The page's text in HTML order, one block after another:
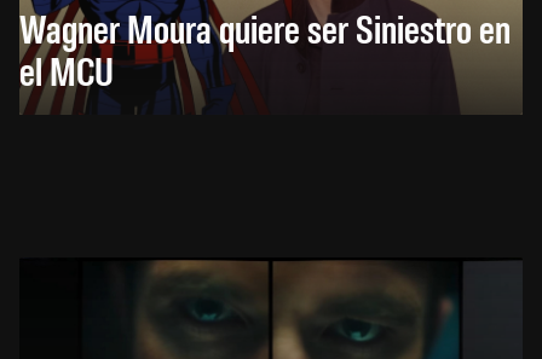
Wagner Moura quiere ser Siniestro en
el MCU